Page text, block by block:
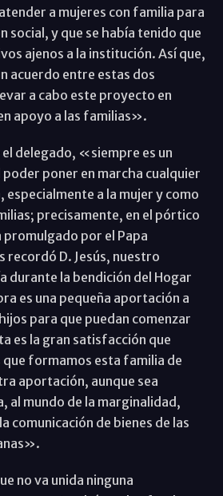
a mujeres con familia para
social, y que se había tenido que
ajenos a la institución. Así que,
acuerdo entre estas dos
a cabo este proyecto en
apoyo a las familias».
el delegado, «siempre es un
poner en marcha cualquier
especialmente a la mujer y como
precisamente, en el pórtico
promulgado por el Papa
recordó D. Jesús, nuestro
durante la bendición del Hogar
es una pequeña aportación a
para que puedan comenzar
es la gran satisfacción que
formamos esta familia de
aportación, aunque sea
al mundo de la marginalidad,
comunicación de bienes de las
no va unida ninguna